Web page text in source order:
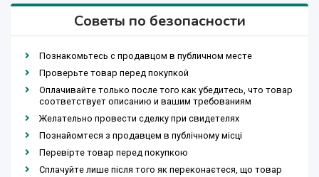
Советы по безопасности
Познакомьтесь с продавцом в публичном месте
Проверьте товар перед покупкой
Оплачивайте только после того как убедитесь, что товар
соответствует описанию и вашим требованиям
Желательно провести сделку при свидетелях
Познайомтеся з продавцем в публічному місці
Перевірте товар перед покупкою
Сплачуйте лише після того як переконаєтеся, що товар